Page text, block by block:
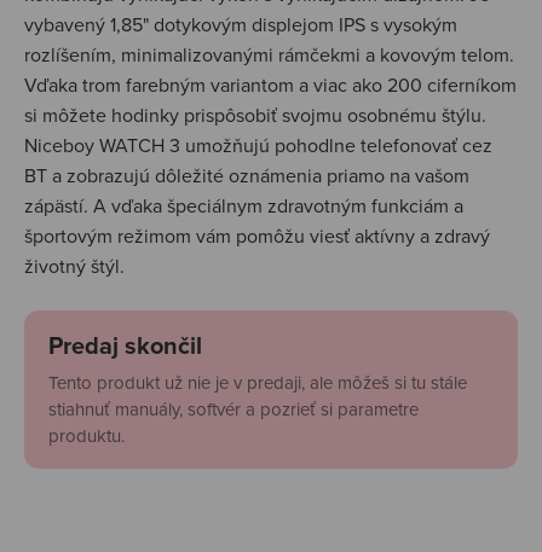
vybavený 1,85" dotykovým displejom IPS s vysokým
rozlíšením, minimalizovanými rámčekmi a kovovým telom.
Vďaka trom farebným variantom a viac ako 200 ciferníkom
si môžete hodinky prispôsobiť svojmu osobnému štýlu.
Niceboy WATCH 3 umožňujú pohodlne telefonovať cez
BT a zobrazujú dôležité oznámenia priamo na vašom
zápästí. A vďaka špeciálnym zdravotným funkciám a
športovým režimom vám pomôžu viesť aktívny a zdravý
životný štýl.
Predaj skončil
Tento produkt už nie je v predaji, ale môžeš si tu stále
stiahnuť manuály, softvér a pozrieť si parametre
produktu.